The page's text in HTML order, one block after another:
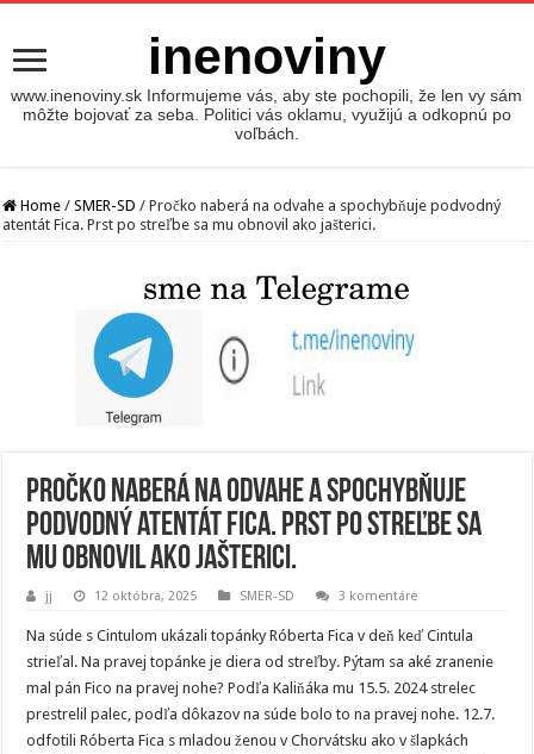
inenoviny
www.inenoviny.sk Informujeme vás, aby ste pochopili, že len vy sám
môžte bojovať za seba. Politici vás oklamu, využijú a odkopnú po
voľbách.
Home / SMER-SD / Pročko naberá na odvahe a spochybňuje podvodný
atentát Fica. Prst po streľbe sa mu obnovil ako jašterici.
Pročko naberá na odvahe a spochybňuje
podvodný atentát Fica. Prst po streľbe sa
mu obnovil ako jašterici.
jj 12 októbra, 2025 SMER-SD 3 komentáre
Na súde s Cintulom ukázali topánky Róberta Fica v deň keď Cintula
strieľal. Na pravej topánke je diera od streľby. Pýtam sa aké zranenie
mal pán Fico na pravej nohe? Podľa Kaliňáka mu 15.5. 2024 strelec
prestrelil palec, podľa dôkazov na súde bolo to na pravej nohe. 12.7.
odfotili Róberta Fica s mladou ženou v Chorvátsku ako v šlapkách